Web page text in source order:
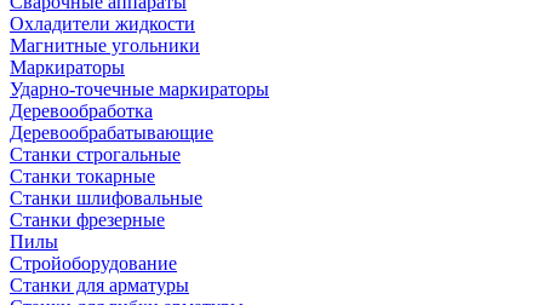
Охладители жидкости
Магнитные угольники
Маркираторы
Ударно-точечные маркираторы
Деревообработка
Деревообрабатывающие
Станки строгальные
Станки токарные
Станки шлифовальные
Станки фрезерные
Пилы
Стройоборудование
Станки для арматуры